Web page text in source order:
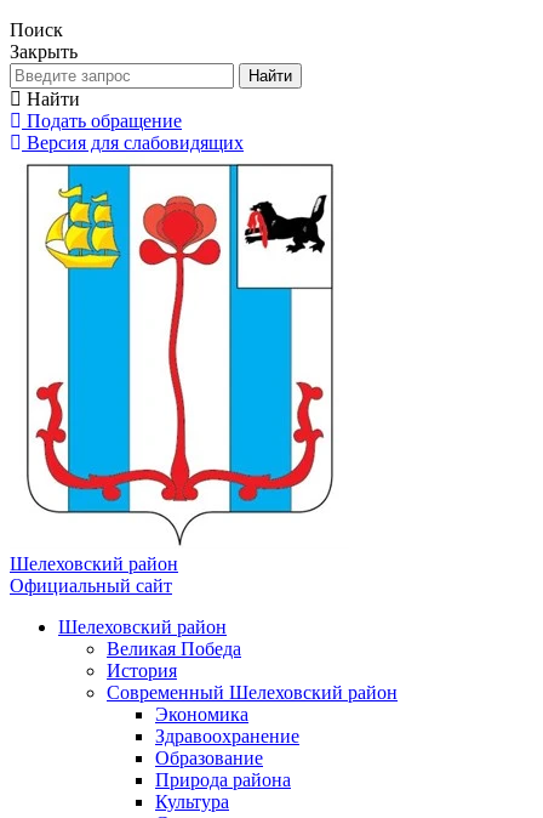
Поиск
Закрыть
Найти
Найти
Подать обращение
Версия для слабовидящих
Шелеховский район
Официальный сайт
Шелеховский район
Великая Победа
История
Современный Шелеховский район
Экономика
Здравоохранение
Образование
Природа района
Культура